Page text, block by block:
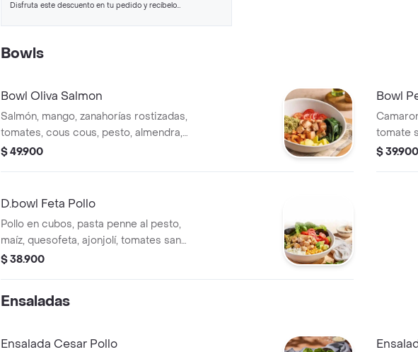
Disfruta este descuento en tu pedido y recíbelo
Bowls
Bowl Oliva Salmon
Salmón, mango, zanahorías rostizadas,
tomates, cous cous, pesto, almendra,
tomate, ajonjolí, espinacas, aderezo
$ 49.900
Bowl
tomate
$ 39.900
D.bowl Feta Pollo
Pollo en cubos, pasta penne al pesto,
maíz, quesofeta, ajonjolí, tomates san
marzano y aguacate; sobre lechuga
$ 38.900
Ensaladas
Ensalada Cesar Pollo